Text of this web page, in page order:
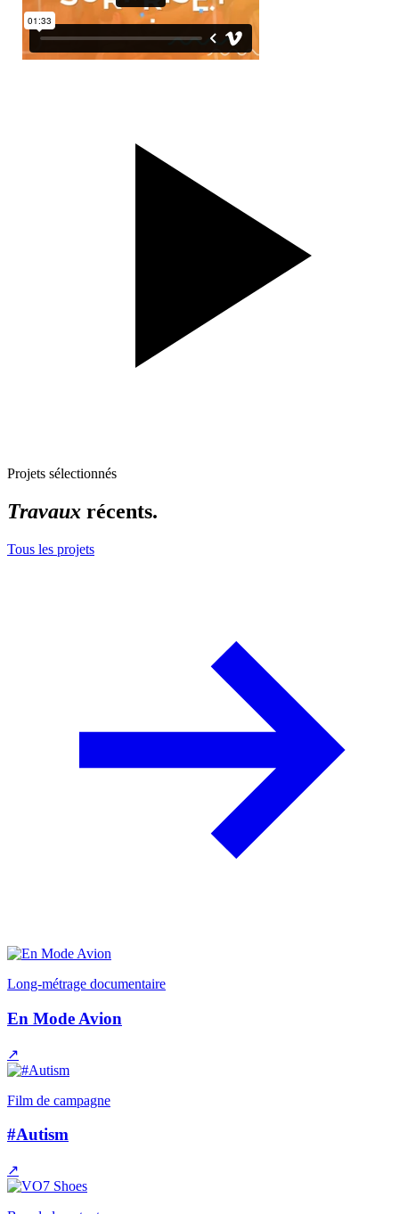
Projets sélectionnés
Travaux récents.
Tous les projets
Long-métrage documentaire
En Mode Avion
↗
Film de campagne
#Autism
↗